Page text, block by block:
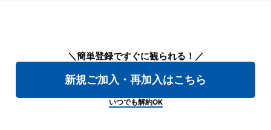
＼簡単登録ですぐに観られる！／
新規ご加入・再加入はこちら
いつでも解約OK